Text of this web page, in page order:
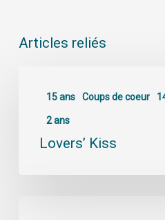
Articles reliés
15 ans Coups de coeur
2 ans
Lovers’ Kiss